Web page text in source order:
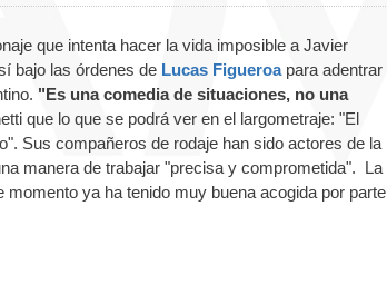
que intenta hacer la vida imposible a Javier
bajo las órdenes de Lucas Figueroapara adentrar
"Es una comedia de situaciones, no una
que lo que se podrá ver en el largometraje: "El
Sus compañeros de rodaje han sido actores de la
manera de trabajar "precisa y comprometida". La
ya ha tenido muy buena acogida por parte